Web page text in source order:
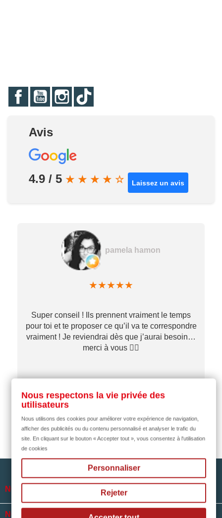
FacebookYouTubeInstagram
Avis
4.9 / 5 ★ ★ ★ ★ ☆ Laissez un avis
pamela hamon
★★★★★
Super conseil ! Ils prennent vraiment le temps
pour toi et te proposer ce qu’il va te correspondre
vraiment ! Je reviendrai dès que j’aurai besoin…
merci à vous ✌🏼
NOTRE SOCIÉTÉ
NOS HORAIRES
Nous respectons la vie privée des
utilisateurs
Nous utilisons des cookies pour améliorer votre expérience de navigation,
afficher des publicités ou du contenu personnalisé et analyser le trafic du
site. En cliquant sur le bouton « Accepter tout », vous consentez à l'utilisation
de cookies
Personnaliser
Rejeter